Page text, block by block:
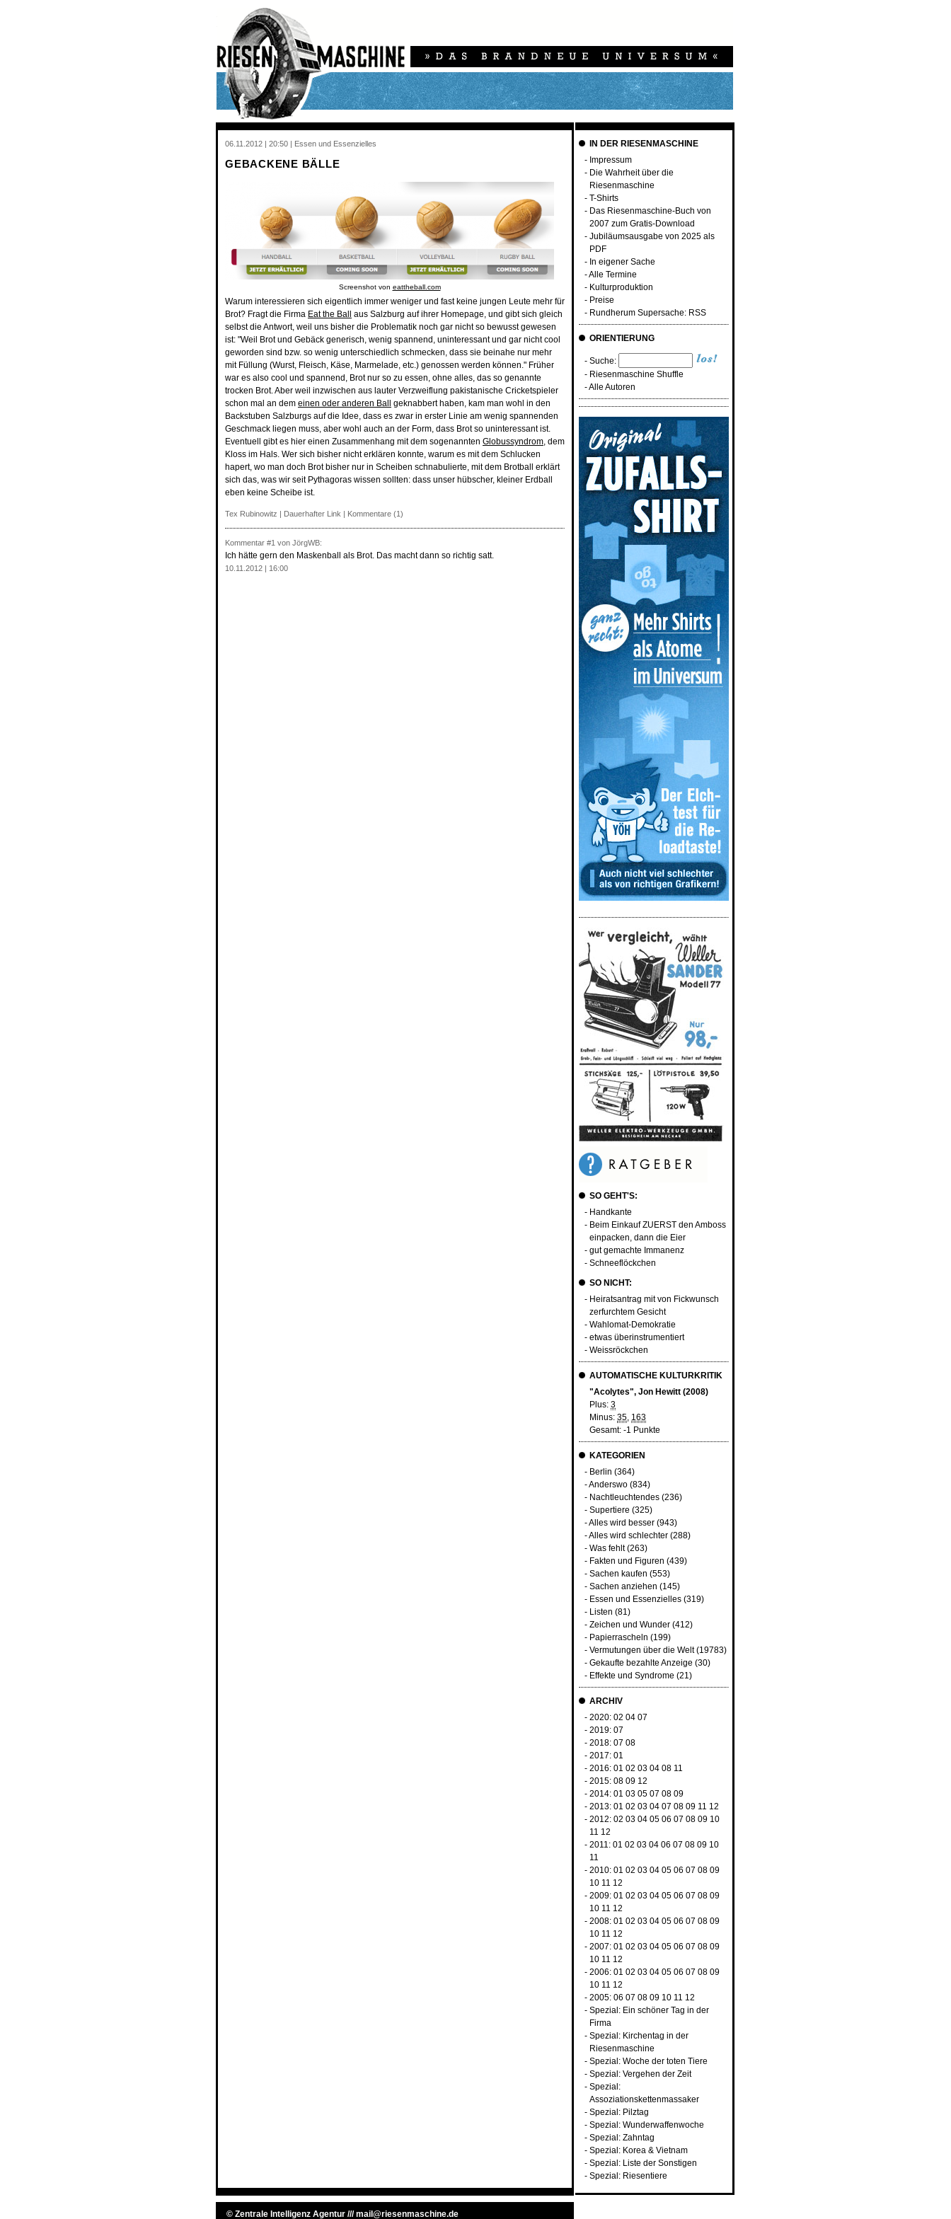
06.11.2012 | 20:50 | Essen und Essenzielles
GEBACKENE BÄLLE
Screenshot von eattheball.com
Warum interessieren sich eigentlich immer weniger und fast keine jungen Leute mehr für
Brot? Fragt die Firma Eat the Ball
aus Salzburg auf ihrer Homepage, und gibt sich gleich
selbst die Antwort, weil uns bisher die Problematik noch gar nicht so bewusst gewesen
ist: "Weil Brot und Gebäck generisch, wenig spannend, uninteressant und gar nicht cool
geworden sind bzw. so wenig unterschiedlich schmecken, dass sie beinahe nur mehr
mit Füllung (Wurst, Fleisch, Käse, Marmelade, etc.) genossen werden können." Früher
war es also cool und spannend, Brot nur so zu essen, ohne alles, das so genannte
trocken Brot. Aber weil inzwischen aus lauter Verzweiflung pakistanische Cricketspieler
schon mal an dem einen oder anderen Ball
geknabbert haben, kam man wohl in den
Backstuben Salzburgs auf die Idee, dass es zwar in erster Linie am wenig spannenden
Geschmack liegen muss, aber wohl auch an der Form, dass Brot so uninteressant ist.
Eventuell gibt es hier einen Zusammenhang mit dem sogenannten Globussyndrom, dem
Kloss im Hals. Wer sich bisher nicht erklären konnte, warum es mit dem Schlucken
hapert, wo man doch Brot bisher nur in Scheiben schnabulierte, mit dem Brotball erklärt
sich das, was wir seit Pythagoras wissen sollten: dass unser hübscher, kleiner Erdball
eben keine Scheibe ist.
Tex Rubinowitz | Dauerhafter Link | Kommentare (1)
Kommentar #1 von JörgWB:
Ich hätte gern den Maskenball als Brot. Das macht dann so richtig satt.
10.11.2012 | 16:00
IN DER RIESENMASCHINE
- Impressum
- Die Wahrheit über die
Riesenmaschine
- T-Shirts
- Das Riesenmaschine-Buch von
2007 zum Gratis-Download
- Jubiläumsausgabe von 2025 als
PDF
- In eigener Sache
-Alle Termine
- Kulturproduktion
- Preise
- Rundherum Supersache: RSS
ORIENTIERUNG
- Suche:
- Riesenmaschine Shuffle
-Alle Autoren
SO GEHT'S:
- Handkante
- Beim Einkauf ZUERST den Amboss
einpacken, dann die Eier
- gut gemachte Immanenz
- Schneeflöckchen
SO NICHT:
- Heiratsantrag mit von Fickwunsch
zerfurchtem Gesicht
- Wahlomat-Demokratie
- etwas überinstrumentiert
- Weissröckchen
AUTOMATISCHE KULTURKRITIK
"Acolytes", Jon Hewitt (2008)
Plus: 3
Minus: 35, 163
Gesamt: -1 Punkte
KATEGORIEN
- Berlin (364)
-Anderswo(834)
- Nachtleuchtendes(236)
- Supertiere (325)
-Alles wird besser(943)
-Alles wird schlechter(288)
- Was fehlt(263)
- Fakten und Figuren (439)
- Sachen kaufen (553)
- Sachen anziehen (145)
- Essen und Essenzielles(319)
- Listen (81)
- Zeichen und Wunder(412)
- Papierrascheln (199)
- Vermutungen über die Welt(19783)
- Gekaufte bezahlte Anzeige (30)
- Effekte und Syndrome (21)
ARCHIV
- 2020: 02 04 07
- 2019: 07
- 2018: 07 08
- 2017: 01
- 2016: 01 02 03 04 08 11
- 2015: 08 09 12
- 2014: 01 03 05 07 08 09
- 2013: 01 02 03 04 07 08 09 11 12
- 2012: 02 03 04 05 06 07 08 09 10
11 12
- 2011: 01 02 03 04 06 07 08 09 10
11
- 2010: 01 02 03 04 05 06 07 08 09
10 11 12
- 2009: 01 02 03 04 05 06 07 08 09
10 11 12
- 2008: 01 02 03 04 05 06 07 08 09
10 11 12
- 2007: 01 02 03 04 05 06 07 08 09
10 11 12
- 2006: 01 02 03 04 05 06 07 08 09
10 11 12
- 2005: 06 07 08 09 10 11 12
- Spezial: Ein schöner Tag in der
Firma
- Spezial: Kirchentag in der
Riesenmaschine
- Spezial: Woche der toten Tiere
- Spezial: Vergehen der Zeit
- Spezial:
Assoziationskettenmassaker
- Spezial: Pilztag
- Spezial: Wunderwaffenwoche
- Spezial: Zahntag
- Spezial: Korea & Vietnam
- Spezial: Liste der Sonstigen
- Spezial: Riesentiere
© Zentrale Intelligenz Agentur ///mail@riesenmaschine.de